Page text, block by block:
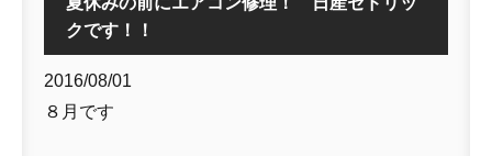
クです！！
2016/08/01
８月です